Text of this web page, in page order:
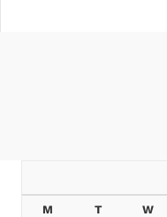
M T W